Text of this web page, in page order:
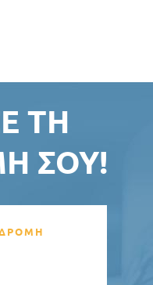
ΤΗ
ΣΟΥ!